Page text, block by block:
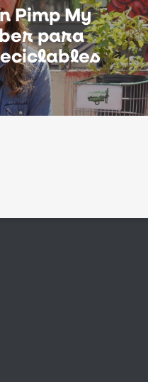
Pimp My
para